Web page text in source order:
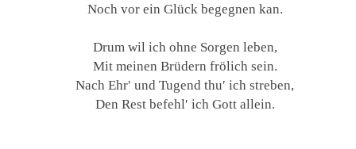
Noch vor ein Glück begegnen kan.
Drum wil ich ohne Sorgen leben,
Mit meinen Brüdern frölich sein.
Nach Ehr′ und Tugend thu′ ich streben,
Den Rest befehl′ ich Gott allein.